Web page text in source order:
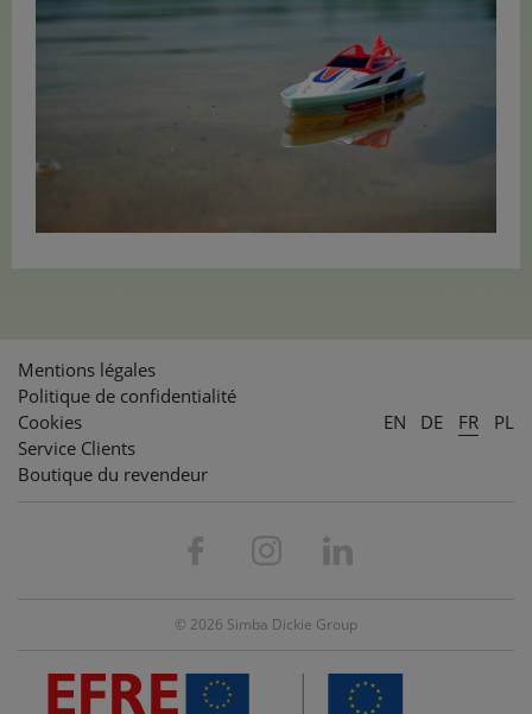
Mentions légales
Politique de confidentialité
Cookies
Service Clients
Boutique du revendeur
EN DE FR PL
© 2026 Simba Dickie Group